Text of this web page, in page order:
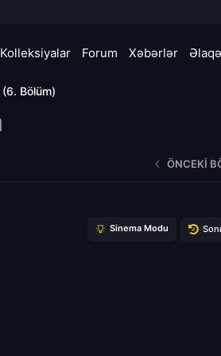
Kolleksiyalar Forum Xəbərlər Əlaqə
Bölüm)
ÖNCEKI
Sinema Modu